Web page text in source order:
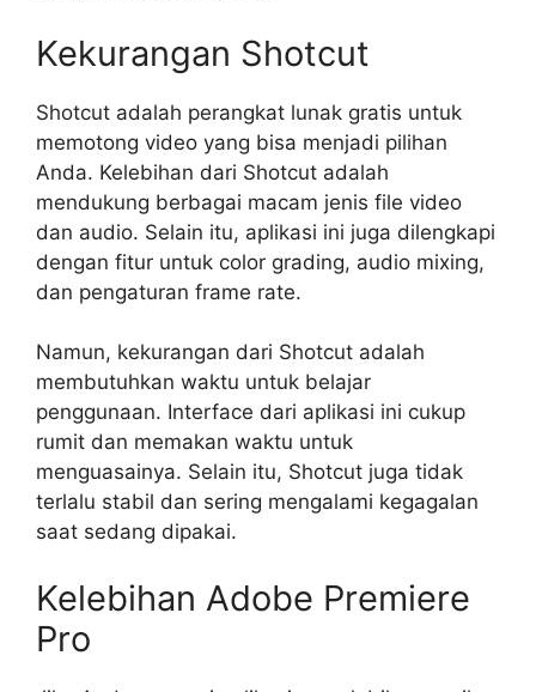
Kekurangan Shotcut
Shotcut adalah perangkat lunak gratis untuk
memotong video yang bisa menjadi pilihan
Anda. Kelebihan dari Shotcut adalah
mendukung berbagai macam jenis file video
dan audio. Selain itu, aplikasi ini juga dilengkapi
dengan fitur untuk color grading, audio mixing,
dan pengaturan frame rate.
Namun, kekurangan dari Shotcut adalah
membutuhkan waktu untuk belajar
penggunaan. Interface dari aplikasi ini cukup
rumit dan memakan waktu untuk
menguasainya. Selain itu, Shotcut juga tidak
terlalu stabil dan sering mengalami kegagalan
saat sedang dipakai.
Kelebihan Adobe Premiere
Pro